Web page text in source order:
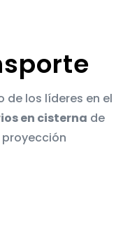
de los líderes en el
en cisterna de